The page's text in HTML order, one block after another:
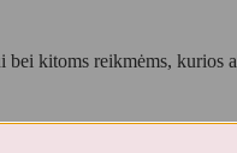
kitoms reikmėms, kurios